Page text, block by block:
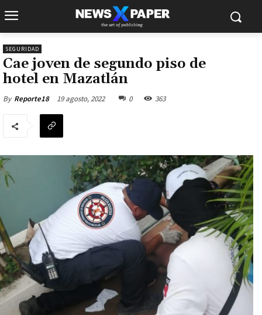
SEGURIDAD
Cae joven de segundo piso de
hotel en Mazatlán
By Reporte18 19 agosto, 2022 0 363